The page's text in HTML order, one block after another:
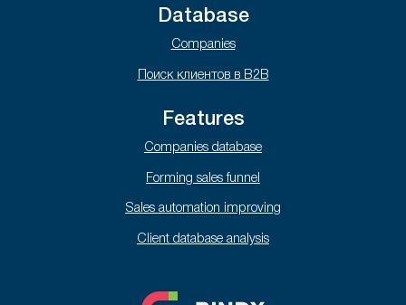
Database
Companies
Поиск клиентов в B2B
Features
Companies database
Forming sales funnel
Sales automation improving
Client database analysis